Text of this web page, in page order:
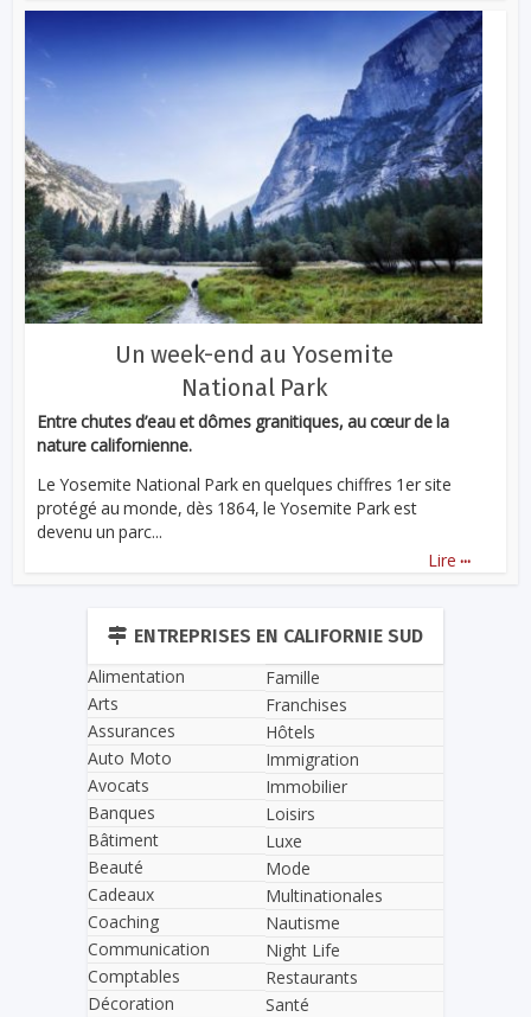
Un week-end au Yosemite
National Park
Entre chutes d’eau et dômes granitiques, au cœur de la
nature californienne.
Le Yosemite National Park en quelques chiffres 1er site
protégé au monde, dès 1864, le Yosemite Park est
devenu un parc...
Lire ...
ENTREPRISES EN CALIFORNIE SUD
Alimentation
Arts
Assurances
Auto Moto
Avocats
Banques
Bâtiment
Beauté
Cadeaux
Coaching
Communication
Comptables
Décoration
Famille
Franchises
Hôtels
Immigration
Immobilier
Loisirs
Luxe
Mode
Multinationales
Nautisme
Night Life
Restaurants
Santé